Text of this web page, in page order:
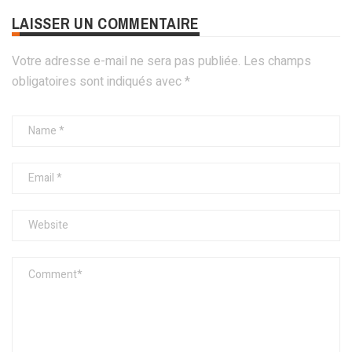
LAISSER UN COMMENTAIRE
Votre adresse e-mail ne sera pas publiée. Les champs
obligatoires sont indiqués avec*